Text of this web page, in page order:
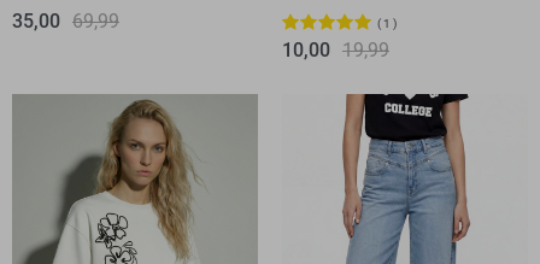
35,00 69,99 1
10,00 19,99